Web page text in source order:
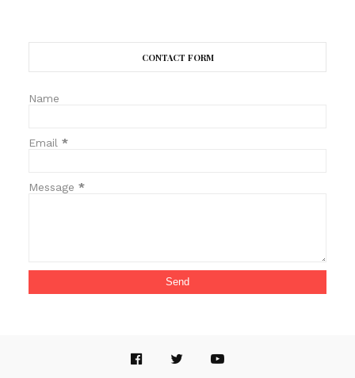
CONTACT FORM
Name
Email *
Message *